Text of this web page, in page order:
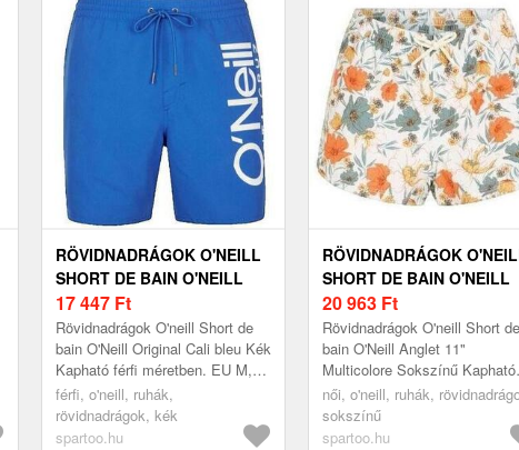
RÖVIDNADRÁGOK O'NEILL
SHORT DE BAIN O'NEILL
ORIGINAL CALI BLEU
17 447 Ft
Rövidnadrágok O'neill Short de
bain O'Neill Original Cali bleu Kék
Kapható férfi méretben. EU M,
EU L Férfi > Ruhák >
Rövidnadrágok
férfi, o'neill, ruhák,
rövidnadrágok, kék
spartoo.hu
RÖVIDNADRÁGOK
SHORT DE BAIN O'NEILL
ANGLET 11"
20 963 Ft
Rövidnadrágok O'neill Short de
bain O'Neill Anglet 11"
Multicolore Sokszínű Kapható
női méretben. EU S, EU M
Ruhák > Rövidnadrágok
női, o'neill, ruhák,
sokszínű
spartoo.hu